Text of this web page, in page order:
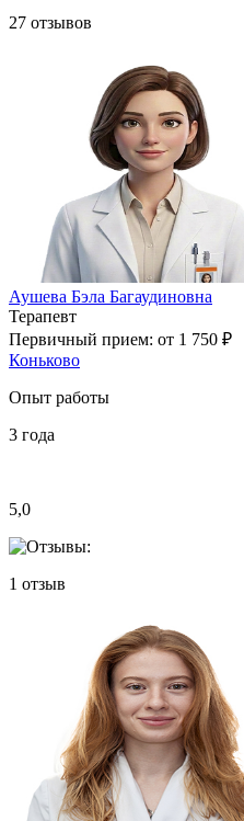
27 отзывов
Аушева Бэла Багаудиновна
Терапевт
Первичный прием: от 1 750 ₽
Коньково
Опыт работы
3 года
5,0
1 отзыв